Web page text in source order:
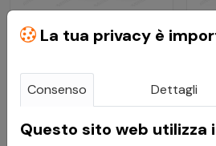
€ 49,50
5Kg - Evolution Airsoft
€
La tua privacy è
Consenso Dettagli
Questo sito web utilizza